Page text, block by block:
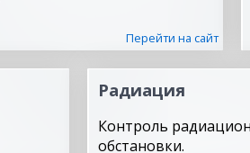
Перейти на сайт
Радиация
Контроль
обстановки.